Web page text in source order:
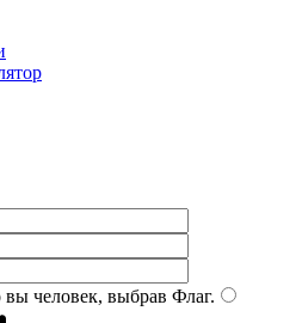
человек, выбрав Флаг.